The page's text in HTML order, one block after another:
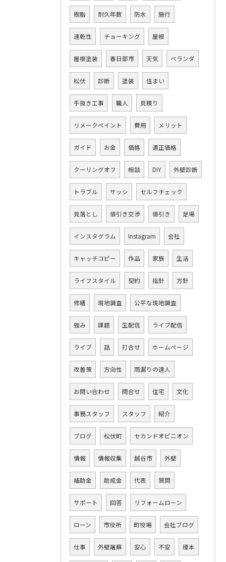
樹脂 耐久年数 防水 施行
速乾性 チョーキング 屋根
屋根塗装 春日部市 天気 ベランダ
松伏 診断 塗装 住まい
手抜き工事 職人 見積り
リメークペイント 費用 メリット
ガイド お金 価格 適正価格
クーリングオフ 相談 DIY 外壁診断
トラブル サッシ セルフチェック
見落とし 値引き交渉 値引き 足場
インスタグラム Instagram 会社
キャッチコピー 作品 家族 生活
ライフスタイル 契約 指針 方針
修繕 現地調査 公平な現地調査
強み 課題 生配信 ライブ配信
ライブ 話 打合せ ホームページ
改善策 方向性 雨漏りの達人
お問い合わせ 問合せ 住宅 文化
事務スタッフ スタッフ 紹介
ブログ 松伏町 セカンドオピニオン
情報 情報収集 越谷市 外壁
補助金 助成金 代表 質問
サポート 回答 リフォームローン
ローン 市役所 町役場 会社ブログ
仕事 外壁屠蘇 安心 不安 榎本